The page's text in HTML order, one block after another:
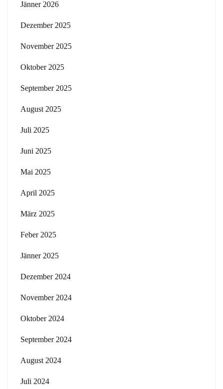
Jänner 2026
Dezember 2025
November 2025
Oktober 2025
September 2025
August 2025
Juli 2025
Juni 2025
Mai 2025
April 2025
März 2025
Feber 2025
Jänner 2025
Dezember 2024
November 2024
Oktober 2024
September 2024
August 2024
Juli 2024